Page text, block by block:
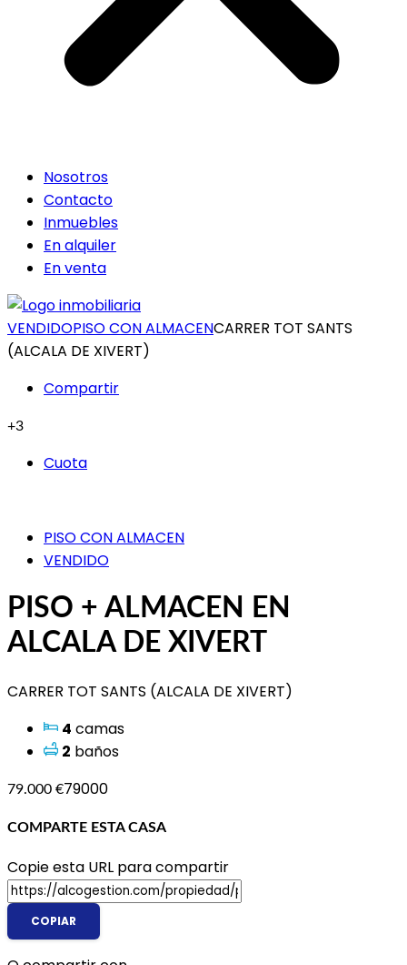
Nosotros
Contacto
Inmuebles
En alquiler
En venta
VENDIDOPISO CON ALMACENCARRER TOT SANTS
(ALCALA DE XIVERT)
+3
Cuota
PISO CON ALMACEN
VENDIDO
PISO + ALMACEN EN
ALCALA DE XIVERT
CARRER TOT SANTS (ALCALA DE XIVERT)
4 camas
2 baños
79.000 €79000
COMPARTE ESTA CASA
Copie esta URL para compartir